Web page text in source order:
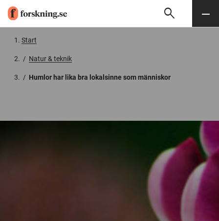
Söksearch Meny
Start
/ Natur & teknik
/ Humlor har lika bra lokalsinne som människor